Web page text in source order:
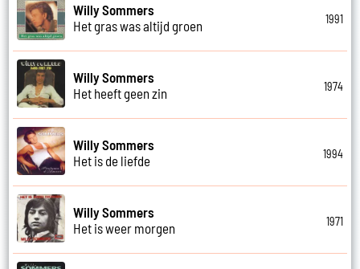
Willy Sommers
Het gras was altijd groen
1991
Willy Sommers
Het heeft geen zin
1974
Willy Sommers
Het is de liefde
1994
Willy Sommers
Het is weer morgen
1971